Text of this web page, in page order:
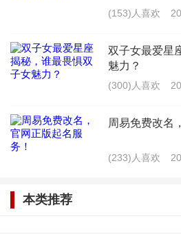
尤姓宝宝起名大全
尤姓男孩起名大全
更多关于姓名相关文章推
姓氏名人
(153)人喜欢
双子女最爱星
魅力？
(300)人喜欢
周易免费改名
(233)人喜欢
本类推荐